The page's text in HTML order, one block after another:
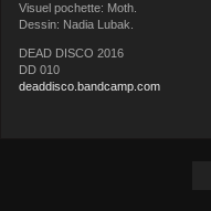
Visuel pochette: Moth.
Dessin: Nadia Lubak.
DEAD DISCO 2016
DD 010
deaddisco.bandcamp.com